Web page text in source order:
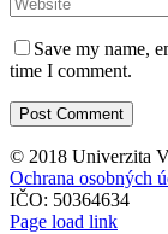
Save my name,
time I comment.
© 2018 Univerzita
Ochrana osobných
IČO: 50364634
Page load link